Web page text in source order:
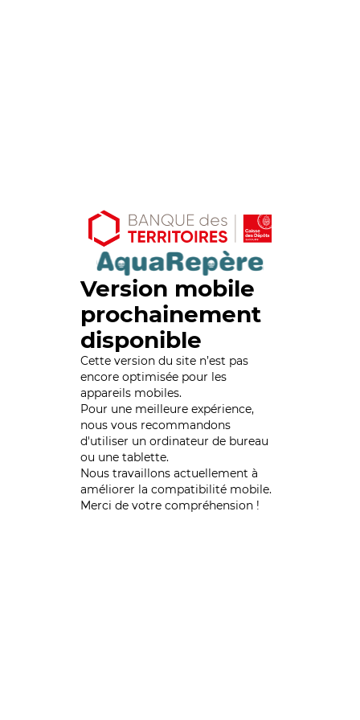
Version mobile
prochainement
disponible
Cette version du site n’est pas
encore optimisée pour les
appareils mobiles.
Pour une meilleure expérience,
nous vous recommandons
d'utiliser un ordinateur de bureau
ou une tablette.
Nous travaillons actuellement à
améliorer la compatibilité mobile.
Merci de votre compréhension !